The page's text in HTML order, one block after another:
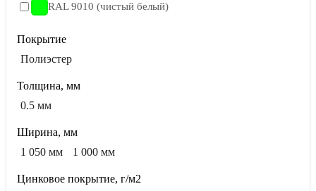
RAL 9010 (чистый белый)
Покрытие
Полиэстер
Толщина, мм
0.5 мм
Ширина, мм
1 050 мм
1 000 мм
Цинковое покрытие, г/м2